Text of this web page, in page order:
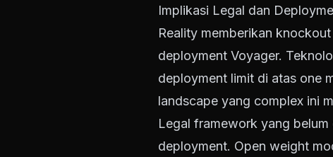
Implikasi Legal dan
Reality memberikan
deployment Voyager.
deployment limit di atas one
landscape yang complex ini
Legal framework yang
deployment. Open weight